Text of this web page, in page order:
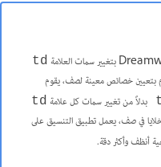
td
بتعيين خصائص معينة لصف، يقوم
بدلاً من تغيير سمات كل علامة td
في صف، يعمل تطبيق التنسيق على